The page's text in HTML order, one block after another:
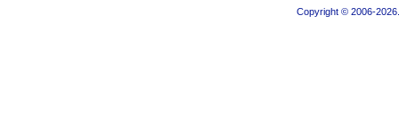
Copyright © 2006-